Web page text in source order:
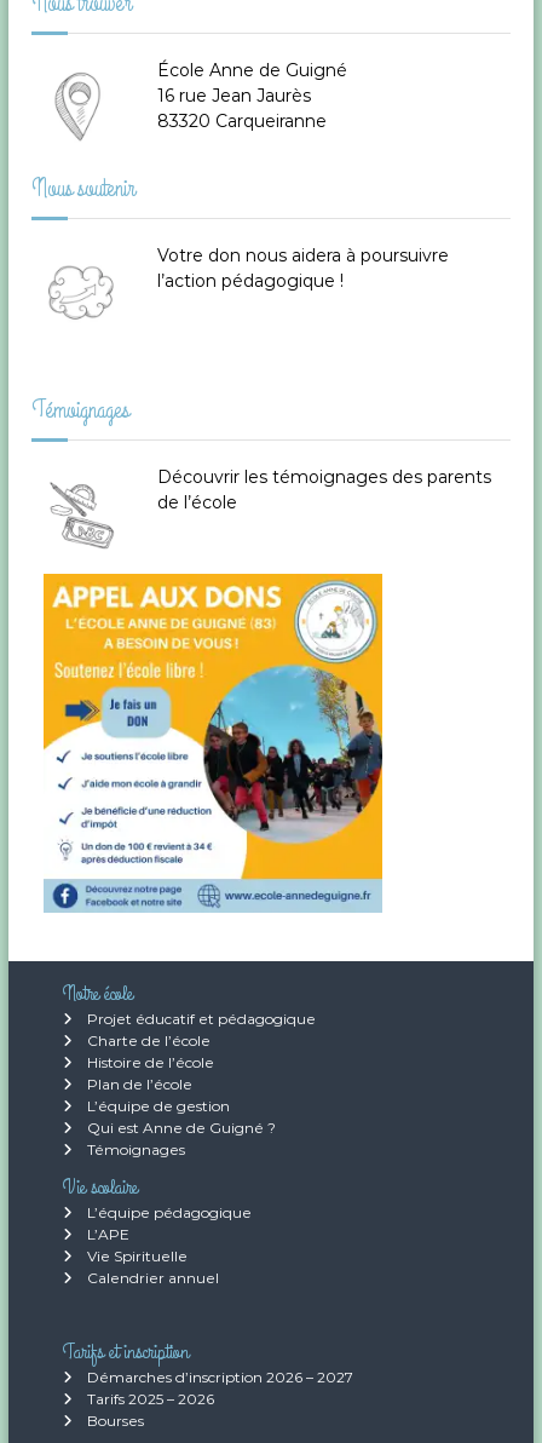
g
a
n
École Anne de Guigné
16 rue Jean Jaurès
83320 Carqueiranne
Nous soutenir
Votre don nous aidera à poursuivre
l’action pédagogique !
Témoignages
Découvrir les témoignages des parents
de l’école
Notre école
Projet éducatif et pédagogique
Charte de l’école
Histoire de l’école
Plan de l’école
L’équipe de gestion
Qui est Anne de Guigné ?
Témoignages
Vie scolaire
L’équipe pédagogique
L’APE
Vie Spirituelle
Calendrier annuel
Tarifs et inscription
Démarches d’inscription 2026 – 2027
Tarifs 2025 – 2026
Bourses